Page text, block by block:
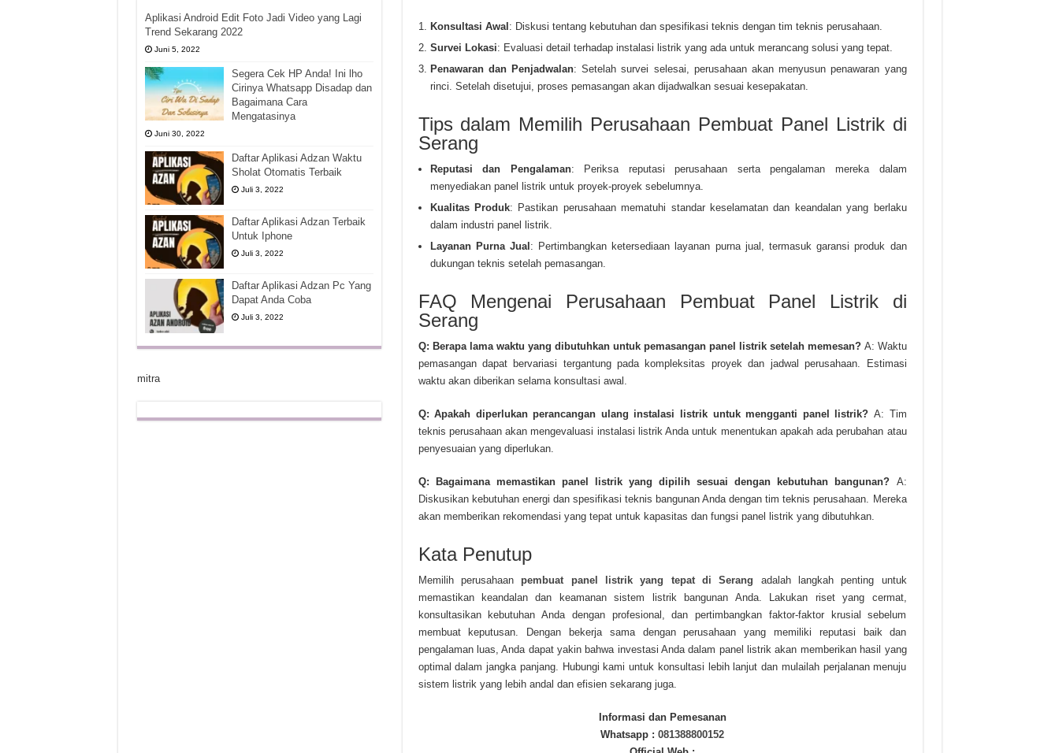
Konsultasi Awal : Diskusi tentang kebutuhan dan spesifikasi teknis dengan tim teknis perusahaan.
Survei Lokasi: Evaluasi detail terhadap instalasi listrik yang ada untuk merancang solusi yang tepat.
Penawaran dan Penjadwalan: Setelah survei selesai, perusahaan akan menyusun penawaran yang
rinci. Setelah disetujui, proses pemasangan akan dijadwalkan sesuai kesepakatan.
Tips dalam Memilih Perusahaan Pembuat Panel Listrik di
Serang
Reputasi dan Pengalaman: Periksa reputasi perusahaan serta pengalaman mereka dalam
menyediakan panel listrik untuk proyek-proyek sebelumnya.
Kualitas Produk: Pastikan perusahaan mematuhi standar keselamatan dan keandalan yang berlaku
dalam industri panel listrik.
Layanan Purna Jual : Pertimbangkan ketersediaan layanan purna jual, termasuk garansi produk dan
dukungan teknis setelah pemasangan.
FAQ Mengenai Perusahaan Pembuat Panel Listrik di
Serang
Q: Berapa lama waktu yang dibutuhkan untuk pemasangan panel listrik setelah memesan?A: Waktu
pemasangan dapat bervariasi tergantung pada kompleksitas proyek dan jadwal perusahaan. Estimasi
waktu akan diberikan selama konsultasi awal.
Q: Apakah diperlukan perancangan ulang instalasi listrik untuk mengganti panel listrik? A: Tim
teknis perusahaan akan mengevaluasi instalasi listrik Anda untuk menentukan apakah ada perubahan atau
penyesuaian yang diperlukan.
Q: Bagaimana memastikan panel listrik yang dipilih sesuai dengan kebutuhan bangunan? A:
Diskusikan kebutuhan energi dan spesifikasi teknis bangunan Anda dengan tim teknis perusahaan. Mereka
akan memberikan rekomendasi yang tepat untuk kapasitas dan fungsi panel listrik yang dibutuhkan.
Kata Penutup
Memilih perusahaan pembuat panel listrik yang tepat di Serang adalah langkah penting untuk
memastikan keandalan dan keamanan sistem listrik bangunan Anda. Lakukan riset yang cermat,
konsultasikan kebutuhan Anda dengan profesional, dan pertimbangkan faktor-faktor krusial sebelum
membuat keputusan. Dengan bekerja sama dengan perusahaan yang memiliki reputasi baik dan
pengalaman luas, Anda dapat yakin bahwa investasi Anda dalam panel listrik akan memberikan hasil yang
optimal dalam jangka panjang. Hubungi kami untuk konsultasi lebih lanjut dan mulailah perjalanan menuju
sistem listrik yang lebih andal dan efisien sekarang juga.
Informasi dan Pemesanan
Whatsapp : 081388800152
Aplikasi Android Edit Foto Jadi Video yang Lagi
Trend Sekarang 2022
Juni 5, 2022
Segera Cek HP Anda! Ini lho
Cirinya Whatsapp Disadap dan
Bagaimana Cara
Mengatasinya
Juni 30, 2022
Daftar Aplikasi Adzan Waktu
Sholat Otomatis Terbaik
Juli 3, 2022
Daftar Aplikasi Adzan Terbaik
Untuk Iphone
Juli 3, 2022
Daftar Aplikasi Adzan Pc Yang
Dapat Anda Coba
Juli 3, 2022
mitra